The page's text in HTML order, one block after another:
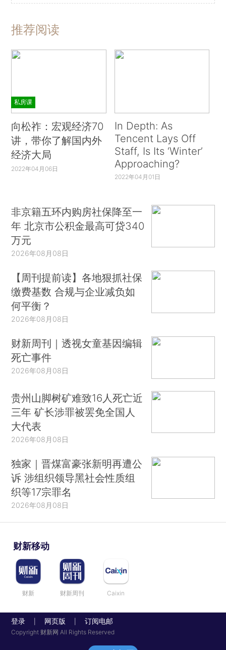
推荐阅读
私房课
向松祚：宏观经济70
讲，带你了解国内外
经济大局
2022年04月06日
In Depth: As
Tencent Lays Off
Staff, Is Its ‘Winter’
Approaching?
2022年04月01日
非京籍五环内购房社保降至一
年 北京市公积金最高可贷340
万元
2026年08月08日
【周刊提前读】各地狠抓社保
缴费基数 合规与企业减负如
何平衡？
2026年08月08日
财新周刊｜透视女童基因编辑
死亡事件
2026年08月08日
贵州山脚树矿难致16人死亡近
三年 矿长涉罪被罢免全国人
大代表
2026年08月08日
独家｜晋煤富豪张新明再遭公
诉 涉组织领导黑社会性质组
织等17宗罪名
2026年08月08日
财新移动
财新 财新周刊 Caixin
登录 网页版 订阅电邮
Copyright 财新网 All Rights Reserved